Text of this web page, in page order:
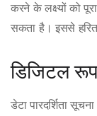
करने के लक्ष्यों को
सकता है। इससे
डिजिटल
डेटा पारदर्शिता